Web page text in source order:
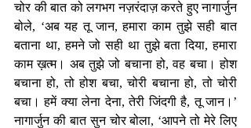
चोर की बात को लगभग नज़रंदाज़ करते हुए नागार्जुन
बोले, ‘अब यह तू जान, हमारा काम तुझे सही बात
बताना था, हमने जो सही था तुझे बता दिया, हमारा
काम ख़त्म। अब तुझे जो बचाना हो, वह बचा। होश
बचाना हो, तो होश बचा, चोरी बचाना हो, तो चोरी
बचा। हमें क्या लेना देना, तेरी जिंदगी है, तू जान।’
नागार्जुन की बात सुन चोर बोला, ‘आपने तो मेरे लिए